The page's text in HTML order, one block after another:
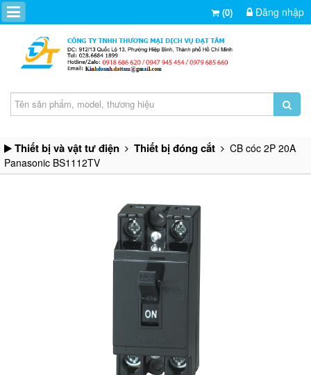
(0) Đăng nhập
Thiết bị và vật tư điện Thiết bị đóng cắt
CB cóc 2P 20A
Panasonic BS1112TV